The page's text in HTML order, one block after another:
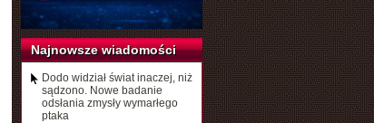
Najnowsze wiadomości
Dodo widział świat inaczej, niż
sądzono. Nowe badanie
odsłania zmysły wymarłego
ptaka